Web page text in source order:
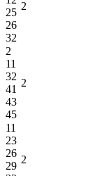
25
26
32
2
2
11
32
41
43
45
2
11
23
26
29
2